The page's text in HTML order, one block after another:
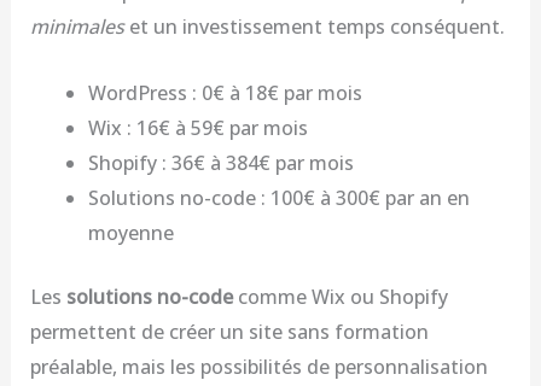
minimaleset un investissement temps conséquent.
WordPress : 0€ à 18€ par mois
Wix : 16€ à 59€ par mois
Shopify : 36€ à 384€ par mois
Solutions no-code : 100€ à 300€ par an en
moyenne
Les solutions no-codecomme Wix ou Shopify
permettent de créer un site sans formation
préalable, mais les possibilités de personnalisation